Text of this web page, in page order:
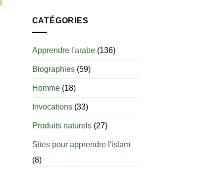
:
CATÉGORIES
Apprendre l'arabe(136)
Biographies(59)
Homme(18)
Invocations(33)
Produits naturels(27)
Sites pour apprendre l'islam
(8)